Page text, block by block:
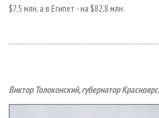
$7,5 млн, а в Египет - на $82,8 млн.
Виктор Толоконский, губернатор